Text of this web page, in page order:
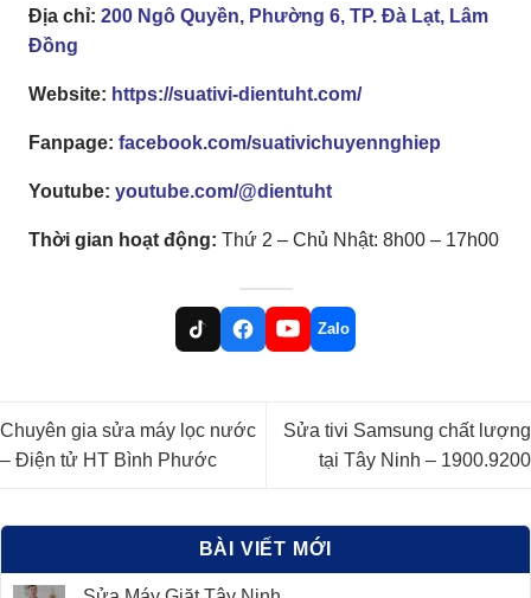
Địa chỉ: 200 Ngô Quyền, Phường 6, TP. Đà Lạt, Lâm
Đồng
Website: https://suativi-dientuht.com/
Fanpage: facebook.com/suativichuyennghiep
Youtube: youtube.com/@dientuht
Thời gian hoạt động: Thứ 2 – Chủ Nhật: 8h00 – 17h00
Zalo
Chuyên gia sửa máy lọc nước
– Điện tử HT Bình Phước
Sửa tivi Samsung chất lượng
tại Tây Ninh – 1900.9200
BÀI VIẾT MỚI